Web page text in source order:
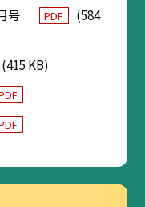
号 PDF
(584
(415 KB)